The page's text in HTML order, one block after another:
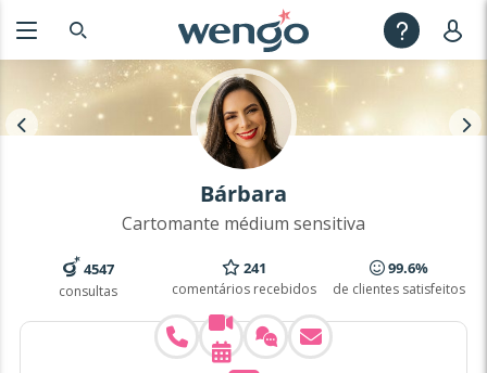
Bárbara
Cartomante médium sensitiva
4547
consultas
241
comentários recebidos
99.6%
de clientes satisfeitos